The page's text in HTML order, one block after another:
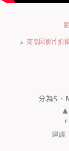
▲ 商品因影片拍